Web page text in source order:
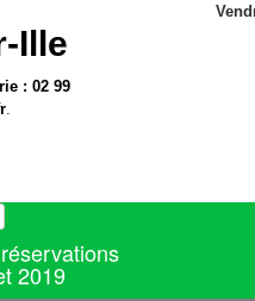
Ille
: 02 99
.
2019